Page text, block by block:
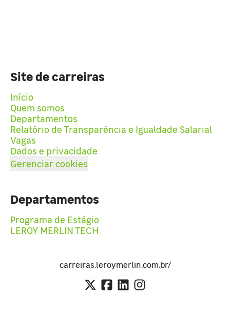
Site de carreiras
Início
Quem somos
Departamentos
Relatório de Transparência e Igualdade Salarial
Vagas
Dados e privacidade
Gerenciar cookies
Departamentos
Programa de Estágio
LEROY MERLIN TECH
carreiras.leroymerlin.com.br/